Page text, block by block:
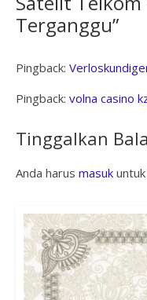
Terganggu”
Pingback:
Pingback: volna casino
Tinggalkan
Anda harus masukuntuk